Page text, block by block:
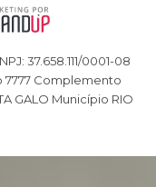
37.658.111/0001-08
7777 Complemento
GALO Município RIO